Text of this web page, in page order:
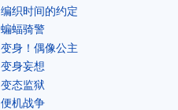
编织时间的约定
蝙蝠骑警
变身！偶像公主
变身妄想
变态监狱
便机战争